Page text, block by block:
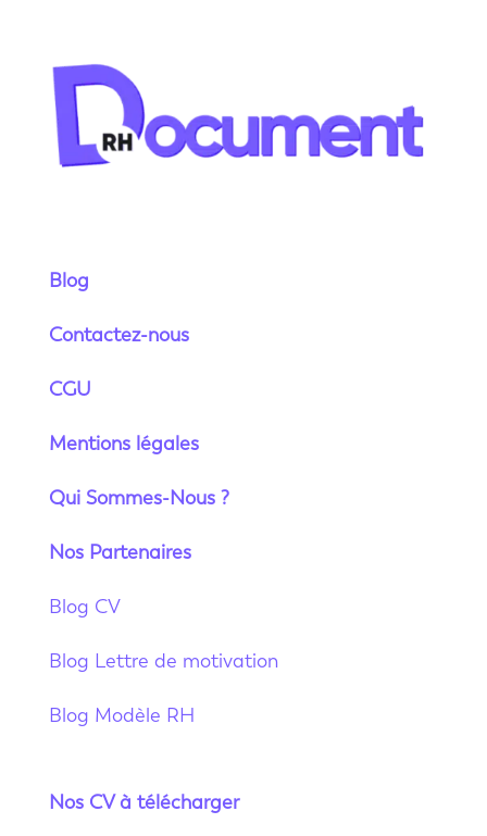
Blog
Contactez-nous
CGU
Mentions légales
Qui Sommes-Nous ?
Nos Partenaires
Blog CV
Blog Lettre de motivation
Blog Modèle RH
Nos CV à télécharger